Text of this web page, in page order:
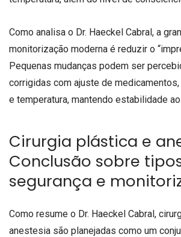
Como analisa o Dr. Haeckel Cabral, a
monitorização moderna é reduzir o
Pequenas mudanças podem ser
corrigidas com ajuste de
e temperatura, mantendo estabilidade
Cirurgia plástica e
Conclusão sobre
segurança e
Como resume o Dr. Haeckel Cabral,
anestesia são planejadas como um